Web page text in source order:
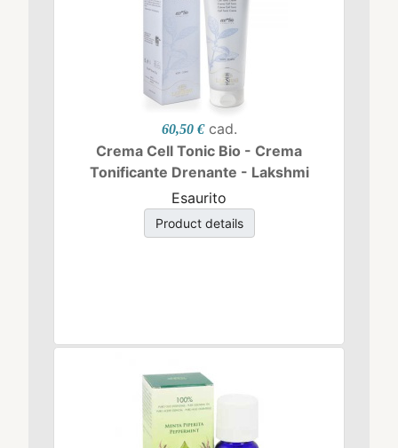
60,50 € cad.
Crema Cell Tonic Bio - Crema
Tonificante Drenante - Lakshmi
Esaurito
Product details